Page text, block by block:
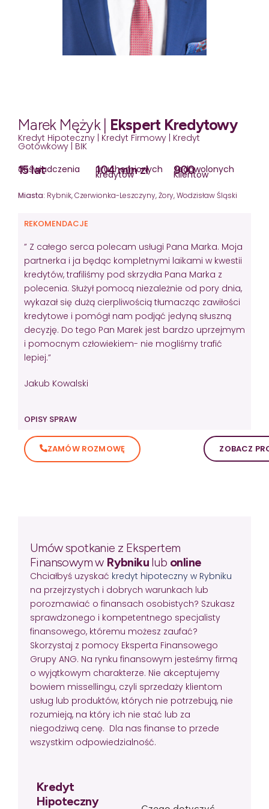
Marek Mężyk | Ekspert Kredytowy
Kredyt Hipoteczny | Kredyt Firmowy | Kredyt
Gotówkowy | BIK
15 lat
doświadczenia 104 mln zł
uruchomionych
kredytów 900
zadowolonych
Klientów
Miasta: Rybnik, Czerwionka-Leszczyny, Żory, Wodzisław Śląski
REKOMENDACJE
” Z całego serca polecam usługi Pana Marka. Moja
partnerka i ja będąc kompletnymi laikami w kwestii
kredytów, trafiliśmy pod skrzydła Pana Marka z
polecenia. Służył pomocą niezależnie od pory dnia,
wykazał się dużą cierpliwością tłumacząc zawiłości
kredytowe i pomógł nam podjąć jedyną słuszną
decyzję. Do tego Pan Marek jest bardzo uprzejmym
i pomocnym człowiekiem- nie mogliśmy trafić
lepiej.”
Jakub Kowalski
OPISY SPRAW
ZAMÓW ROZMOWĘ ZOBACZ
Umów spotkanie z Ekspertem
Finansowym wRybniku lub online
Chciałbyś uzyskać kredyt hipoteczny w Rybniku
na przejrzystych i dobrych warunkach lub
porozmawiać o finansach osobistych? Szukasz
sprawdzonego i kompetentnego specjalisty
finansowego, któremu możesz zaufać?
Skorzystaj z pomocy Eksperta Finansowego
Grupy ANG. Na rynku finansowym jesteśmy firmą
o wyjątkowym charakterze. Nie akceptujemy
bowiem missellingu, czyli sprzedaży klientom
usług lub produktów, których nie potrzebują, nie
rozumieją, na który ich nie stać lub za
niegodziwą cenę. Dla nas finanse to przede
wszystkim odpowiedzialność.
Kredyt
Hipoteczny